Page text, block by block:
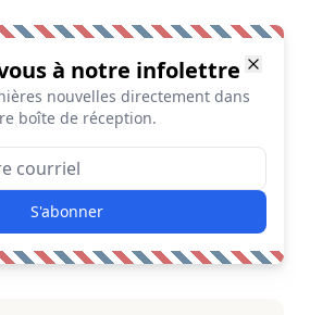
à notre infolettre
nouvelles directement dans
boîte de réception.
S'abonner